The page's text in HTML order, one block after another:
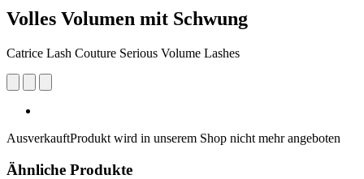
Volles Volumen mit Schwung
Catrice Lash Couture Serious Volume Lashes
AusverkauftProdukt wird in unserem Shop nicht mehr angeboten
Ähnliche Produkte